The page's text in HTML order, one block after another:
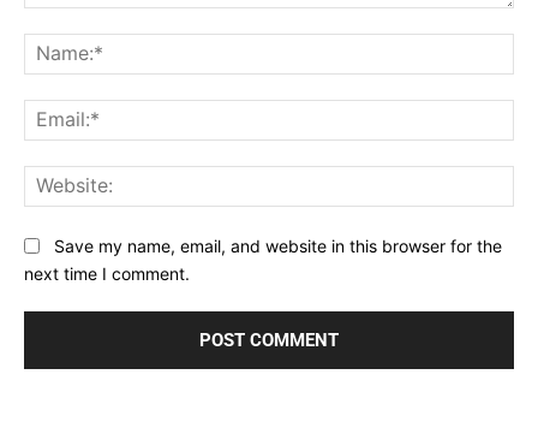
Save my name, email, and website in this browser for the
next time I comment.